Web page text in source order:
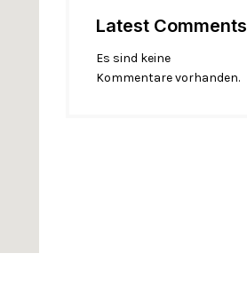
Latest Comments
Es sind keine
Kommentare vorhanden.